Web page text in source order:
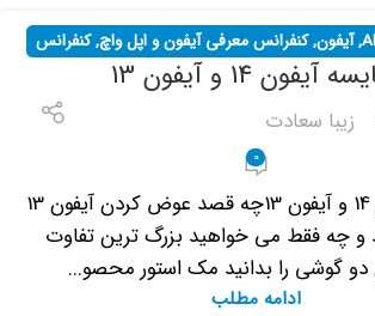
,آیفون,کنفرانس معرفی آیفون و اپل واچ,کنفرانس
های خبری
آیفون 14 و آیفون 13
زیبا سعادت
0
مقایسه آیفون 14 و آیفون 13چه قصد عوض کردن آیفون 13
چه فقط می خواهید بزرگ ترین تفاوت
گوشی را بدانید مک استور محصو...
ادامه مطلب